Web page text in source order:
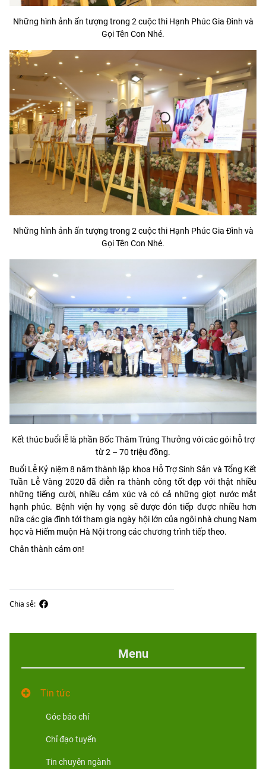
Những hình ảnh ấn tượng trong 2 cuộc thi Hạnh Phúc Gia Đình và
Gọi Tên Con Nhé.
Những hình ảnh ấn tượng trong 2 cuộc thi Hạnh Phúc Gia Đình và
Gọi Tên Con Nhé.
Kết thúc buổi lễ là phần Bốc Thăm Trúng Thưởng với các gói hỗ trợ
từ 2 – 70 triệu đồng.
Buổi Lễ Kỷ niệm 8 năm thành lập khoa Hỗ Trợ Sinh Sản và Tổng Kết
Tuần Lễ Vàng 2020 đã diễn ra thành công tốt đẹp với thật nhiều
những tiếng cười, nhiều cảm xúc và có cả những giọt nước mắt
hạnh phúc. Bệnh viện hy vọng sẽ được đón tiếp được nhiều hơn
nữa các gia đình tới tham gia ngày hội lớn của ngôi nhà chung Nam
học và Hiếm muộn Hà Nội trong các chương trình tiếp theo.
Chân thành cảm ơn!
Chia sẻ:
Menu
Tin tức
Góc báo chí
Chỉ đạo tuyến
Tin chuyên ngành